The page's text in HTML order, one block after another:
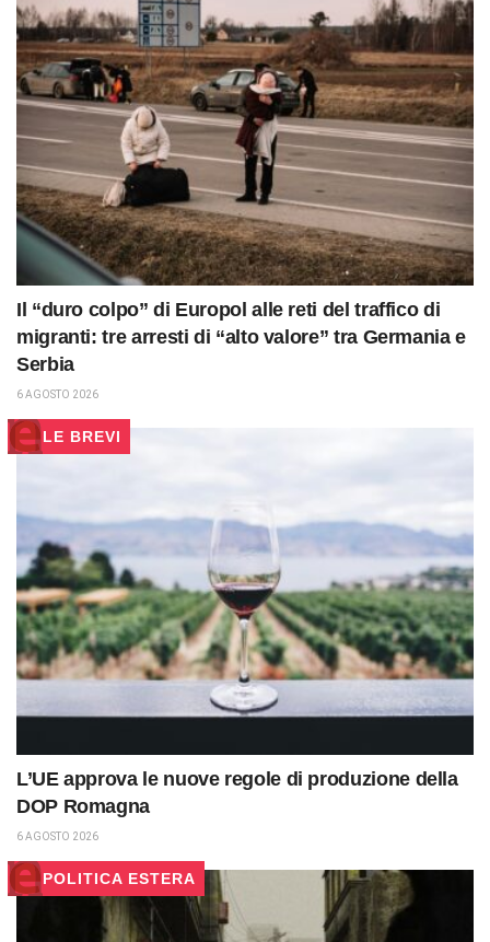
Il “duro colpo” di Europol alle reti del traffico di
migranti: tre arresti di “alto valore” tra Germania e
Serbia
6 AGOSTO 2026
LE BREVI
L’UE approva le nuove regole di produzione della
DOP Romagna
6 AGOSTO 2026
POLITICA ESTERA